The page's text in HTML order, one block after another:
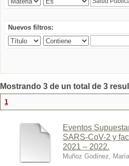
Nuevos filtros:
Mostrando 3 de un total de 3
1
Eventos
SARS-CoV-2 y
2021 – 2022.
Muñoz Godínez,